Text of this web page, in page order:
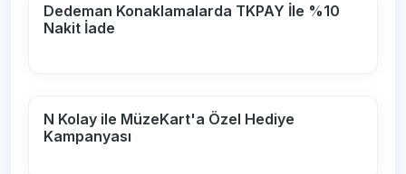
Dedeman Konaklamalarda TKPAY İle %10
Nakit İade
N Kolay ile MüzeKart'a Özel Hediye
Kampanyası